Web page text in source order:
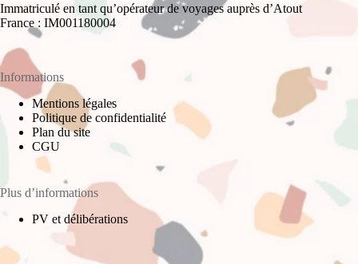
Immatriculé en tant qu’opérateur de voyages auprès d’Atout
France : IM001180004
Informations
Mentions légales
Politique de confidentialité
Plan du site
CGU
Plus d’informations
PV et délibérations